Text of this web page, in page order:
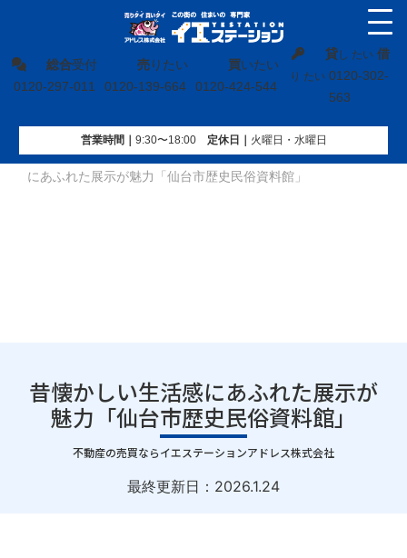
総合受付
0120-297-011
売りたい
0120-139-664
買いたい
0120-424-544
貸し たい 借
り たい 0120-302-
563
営業時間｜ 9:30〜18:00定休⽇｜ 火曜⽇・水曜⽇
イエステーション»地域ブログ»宮城県»昔懐かしい生活感
にあふれた展示が魅力「仙台市歴史民俗資料館」
昔懐かしい生活感にあふれた展示が
魅力「仙台市歴史民俗資料館」
｜
不動産の売買ならイエステーションアドレス株式会社
最終更新日： 2026.1.24